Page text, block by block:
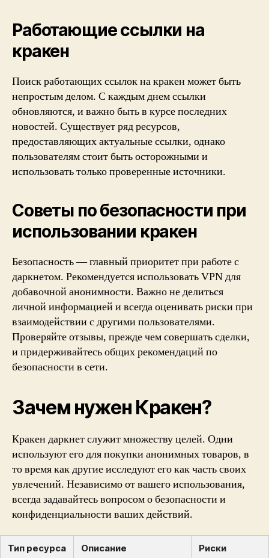
Работающие ссылки на
кракен
Поиск работающих ссылок на кракен может быть
непростым делом. С каждым днем ссылки
обновляются, и важно быть в курсе последних
новостей. Существует ряд ресурсов,
предоставляющих актуальные ссылки, однако
пользователям стоит быть осторожными и
использовать только проверенные источники.
Советы по безопасности при
использовании кракен
Безопасность — главный приоритет при работе с
даркнетом. Рекомендуется использовать VPN для
добавочной анонимности. Важно не делиться
личной информацией и всегда оценивать риски при
взаимодействии с другими пользователями.
Проверяйте отзывы, прежде чем совершать сделки,
и придерживайтесь общих рекомендаций по
безопасности в сети.
Зачем нужен Кракен?
Кракен даркнет служит множеству целей. Одни
используют его для покупки анонимных товаров, в
то время как другие исследуют его как часть своих
увлечений. Независимо от вашего использования,
всегда задавайтесь вопросом о безопасности и
конфиденциальности ваших действий.
Тип ресурса Описание Риски